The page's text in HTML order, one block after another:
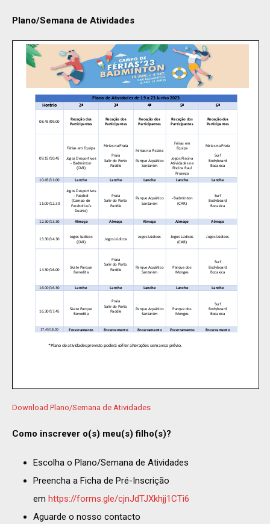
Plano/Semana de Atividades
Download Plano/Semana de Atividades
Como inscrever o(s) meu(s) filho(s)?
Escolha o Plano/Semana de Atividades
Preencha a Ficha de Pré-Inscrição
em https://forms.gle/cjnJdTJXkhjj1CTi6
Aguarde o nosso contacto